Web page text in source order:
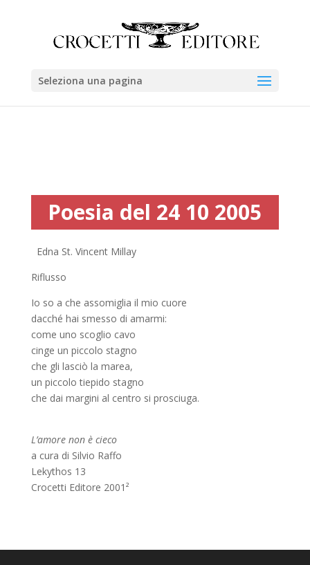
Seleziona una pagina
Poesia del 24 10 2005
Edna St. Vincent Millay
Riflusso
Io so a che assomiglia il mio cuore
dacché hai smesso di amarmi:
come uno scoglio cavo
cinge un piccolo stagno
che gli lasciò la marea,
un piccolo tiepido stagno
che dai margini al centro si prosciuga.
L’amore non è cieco
a cura di Silvio Raffo
Lekythos 13
Crocetti Editore 2001²